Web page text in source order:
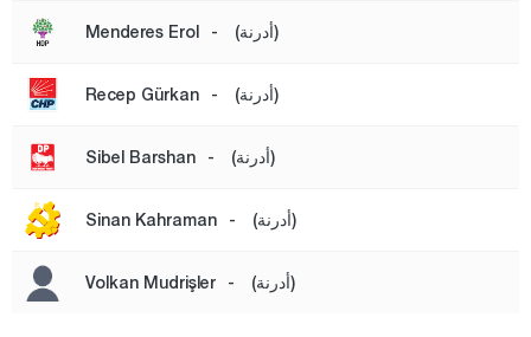
هاكّاري
هطاي
إيسبارتا
قهرمان ماراش
كرامان
Menderes Erol - (أدرنة)
Recep Gürkan - (أدرنة)
Sibel Barshan - (أدرنة)
Sinan Kahraman - (أدرنة)
Volkan Mudrişler - (أدرنة)